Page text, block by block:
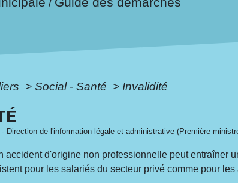
/
> Social - Santé > Invalidité
Direction de l'information légale et administrative (Première
accident d'origine non professionnelle peut entraîner
pour les salariés du secteur privé comme pour